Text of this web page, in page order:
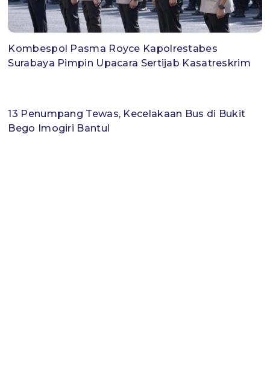
Kombespol Pasma Royce Kapolrestabes
Surabaya Pimpin Upacara Sertijab Kasatreskrim
13 Penumpang Tewas, Kecelakaan Bus di Bukit
Bego Imogiri Bantul